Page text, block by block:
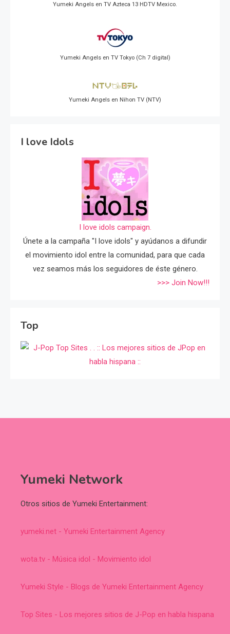
Yumeki Angels en TV Azteca 13 HDTV Mexico.
Yumeki Angels en TV Tokyo (Ch 7 digital)
Yumeki Angels en Nihon TV (NTV)
I love Idols
I love idols campaign.
Únete a la campaña "I love idols" y ayúdanos a difundir
el movimiento idol entre la comunidad, para que cada
vez seamos más los seguidores de éste género.
>>> Join Now!!!
Top
Yumeki Network
Otros sitios de Yumeki Entertainment:
yumeki.net - Yumeki Entertainment Agency
wota.tv - Música idol - Movimiento idol
Yumeki Style - Blogs de Yumeki Entertainment Agency
Top Sites - Los mejores sitios de J-Pop en habla hispana